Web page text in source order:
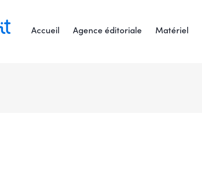
Accueil Agence éditoriale Matériel